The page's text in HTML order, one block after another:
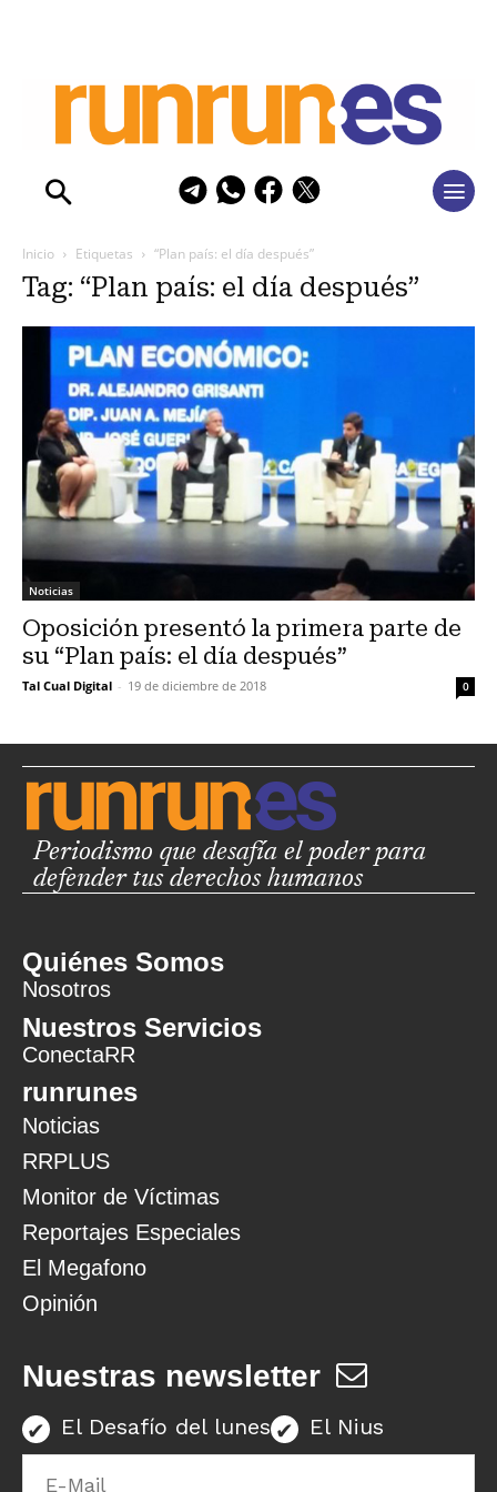
Inicio Etiquetas “Plan país: el día después”
Tag: “Plan país: el día después”
Noticias
Oposición presentó la primera parte de
su “Plan país: el día después”
Tal Cual Digital - 19 de diciembre de 2018 0
Periodismo que desafía el poder para
defender tus derechos humanos
Quiénes Somos
Nosotros
Nuestros Servicios
ConectaRR
runrunes
Noticias
RRPLUS
Monitor de Víctimas
Reportajes Especiales
El Megafono
Opinión
Nuestras newsletter
El Desafío del lunes El Nius